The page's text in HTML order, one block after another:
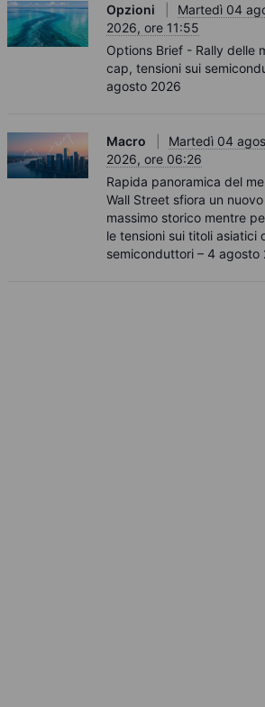
Opzioni
Martedì 04
2026, ore 11:55
Options Brief - Rally delle
cap, tensioni sui
agosto 2026
Macro
Martedì 04
2026, ore 06:26
Rapida panoramica del
Wall Street sfiora un nuovo
massimo storico mentre
le tensioni sui titoli asiatici
semiconduttori – 4 agosto